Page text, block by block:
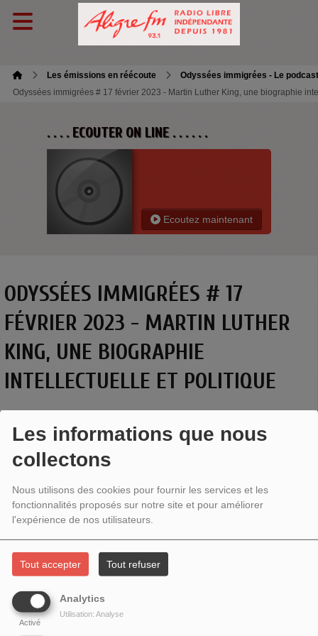
Les informations que nous
collectons
Nous utilisons des cookies pour fournir les services et les
fonctionnalités proposés sur notre site et pour améliorer
l'expérience de nos utilisateurs.
Tout accepter Tout refuser
Analytics
Activé
Utilisation: Analyse
Les émissions en réécoute
Odyssées immigrées - Le podcast
Odyssées immigrées # 17 février 2023 - Martin Luther King, une biographie
. . . . ECOUTER ON LINE . . . . . .
Ecoutez maintenant
ODYSSÉES IMMIGRÉES # 17
FÉVRIER 2023 - MARTIN LUTHER
KING, UNE BIOGRAPHIE
INTELLECTUELLE ET POLITIQUE
MARTIN LUTHER KING, UNE BIOGRAPHIE
INTELLECTUELLE ET POLITIQUE